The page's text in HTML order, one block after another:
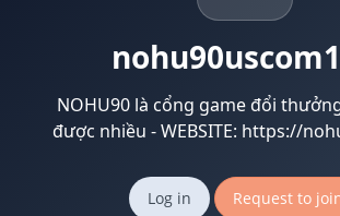
NOHU90 là cổng game đổi
được nhiều - WEBSITE: https://
Log in Request to